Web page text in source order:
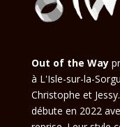
Out of the Way
à L'Isle-sur-la-
Christophe et
débute en 2022